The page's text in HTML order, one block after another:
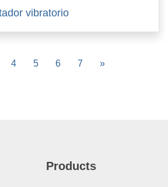
vibratorio
4 5 6 7 »Next
Products